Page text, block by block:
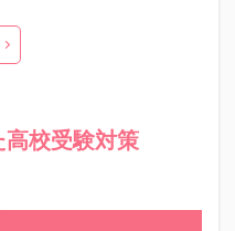
高校受験対策